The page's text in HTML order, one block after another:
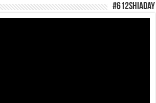
#612ShiaDay